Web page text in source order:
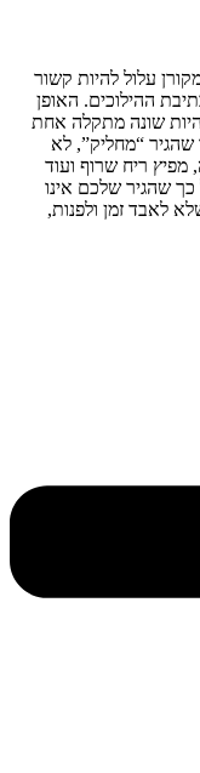
עלול להיות קשור
ההילוכים. האופן
שונה מתקלה אחת
“מחליק”, לא
מפיץ ריח שרוף ועוד
שהגיר שלכם אינו
לאבד זמן ולפנות,